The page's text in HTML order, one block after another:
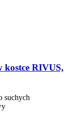
kostce RIVUS,
suchych